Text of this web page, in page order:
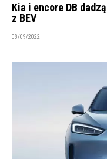
Kia i encore DB
z BEV
08/09/2022